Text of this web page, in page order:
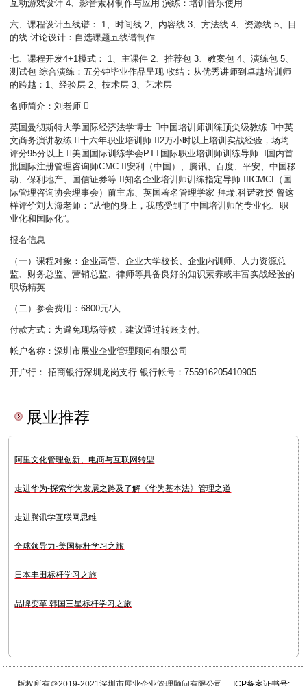
互动游戏设计 4、影音素材制作与应用 演练：培训音乐使用
六、课程设计五线谱： 1、时间线 2、内容线 3、方法线 4、资源线 5、目
的线 讨论设计：自选课题五线谱制作
七、课程开发4+1模式： 1、主课件 2、推荐包 3、教案包 4、演练包 5、
测试包 综合演练：五分钟毕业作品呈现 收结：从优秀讲师到卓越培训师
的跨越：1、经验层 2、技术层 3、艺术层
名师简介：刘老师 
英国曼彻斯特大学国际经济法学博士 中国培训师训练顶尖级教练 中英
文商务演讲教练 十六年职业培训师 2万小时以上培训实战经验，场均
评分95分以上 美国国际训练学会PTT国际职业培训师训练导师 国内首
批国际注册管理咨询师CMC 安利（中国）、腾讯、百度、平安、中国移
动、保利地产、国信证券等 知名企业培训师训练指定导师 ICMCI（国
际管理咨询协会理事会）前主席、英国著名管理学家 拜瑞.科诺教授 曾这
样评价刘大海老师：“从他的身上，我感受到了中国培训师的专业化、职
业化和国际化”。
报名信息
（一）课程对象：企业高管、企业大学校长、企业内训师、人力资源总
监、财务总监、营销总监、律师等具备良好的知识素养或丰富实战经验的
职场精英
（二）参会费用：6800元/人
付款方式：为避免现场等候，建议通过转账支付。
帐户名称：深圳市展业企业管理顾问有限公司
开户行： 招商银行深圳龙岗支行 银行帐号：755916205410905
展业推荐
阿里文化管理创新、电商与互联网转型
走进华为-探索华为发展之路及了解《华为基本法》管理之道
走进腾讯学互联网思维
全球领导力·美国标杆学习之旅
日本丰田标杆学习之旅
品牌变革 韩国三星标杆学习之旅
版权所有＠2019-2021深圳市展业企业管理顾问有限公司 ICP备案证书号: